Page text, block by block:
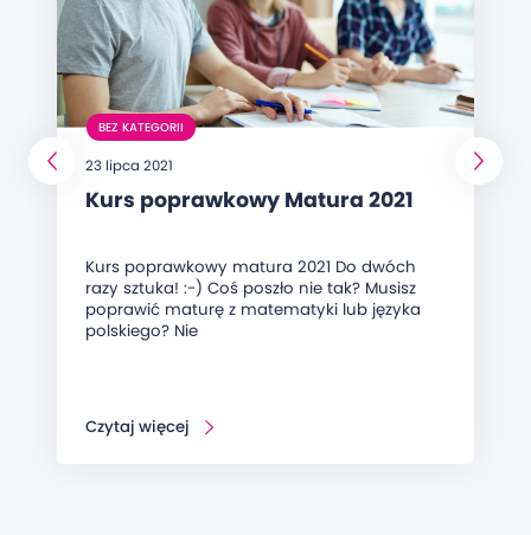
BEZ KATEGORII
23 lipca 2021
Kurs poprawkowy Matura 2021
Kurs poprawkowy matura 2021 Do dwóch
razy sztuka! :-) Coś poszło nie tak? Musisz
poprawić maturę z matematyki lub języka
polskiego? Nie
Czytaj więcej